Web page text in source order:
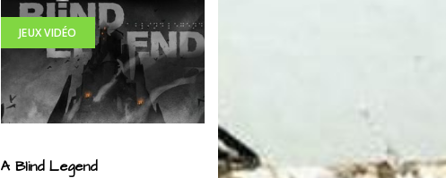
JEUX VIDÉO
A Blind Legend